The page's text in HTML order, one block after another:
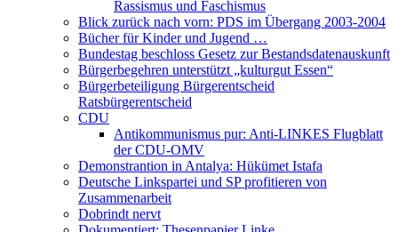
Rassismus und Faschismus
Blick zurück nach vorn: PDS im Übergang 2003-2004
Bücher für Kinder und Jugend …
Bundestag beschloss Gesetz zur Bestandsdatenauskunft
Bürgerbegehren unterstützt „kulturgut Essen“
Bürgerbeteiligung Bürgerentscheid
Ratsbürgerentscheid
CDU
Antikommunismus pur: Anti-LINKES Flugblatt
der CDU-OMV
Demonstrantion in Antalya: Hükümet Istafa
Deutsche Linkspartei und SP profitieren von
Zusammenarbeit
Dobrindt nervt